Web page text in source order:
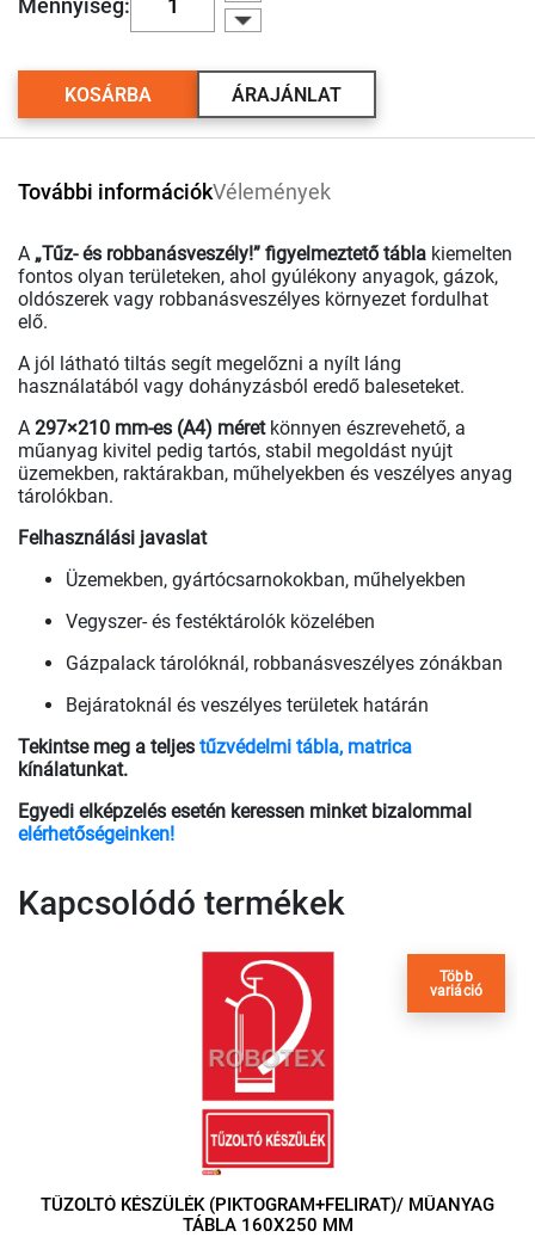
Mennyiség:
KOSÁRBA ÁRAJÁNLAT
További információkVélemények
A „Tűz- és robbanásveszély!” figyelmeztető tábla kiemelten
fontos olyan területeken, ahol gyúlékony anyagok, gázok,
oldószerek vagy robbanásveszélyes környezet fordulhat
elő.
A jól látható tiltás segít megelőzni a nyílt láng
használatából vagy dohányzásból eredő baleseteket.
A 297×210 mm-es (A4) méretkönnyen észrevehető, a
műanyag kivitel pedig tartós, stabil megoldást nyújt
üzemekben, raktárakban, műhelyekben és veszélyes anyag
tárolókban.
Felhasználási javaslat
Üzemekben, gyártócsarnokokban, műhelyekben
Vegyszer- és festéktárolók közelében
Gázpalack tárolóknál, robbanásveszélyes zónákban
Bejáratoknál és veszélyes területek határán
Tekintse meg a teljes tűzvédelmi tábla, matrica
kínálatunkat.
Egyedi elképzelés esetén keressen minket bizalommal
elérhetőségeinken!
Kapcsolódó termékek
Több
variáció
TŰZOLTÓ KÉSZÜLÉK (PIKTOGRAM+FELIRAT)/ MŰANYAG
TÁBLA 160X250 MM